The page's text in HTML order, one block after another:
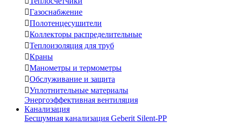
Газоснабжение
Полотенцесушители
Коллекторы распределительные
Теплоизоляция для труб
Краны
Манометры и термометры
Обслуживание и защита
Уплотнительные материалы
Энергоэффективная вентиляция
Канализация
Бесшумная канализация Geberit Silent-PP